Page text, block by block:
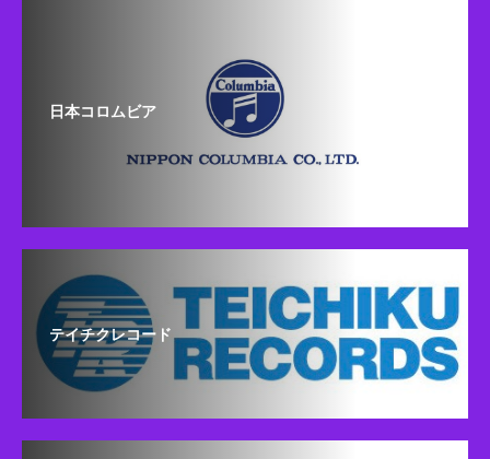
日本コロムビア
テイチクレコード